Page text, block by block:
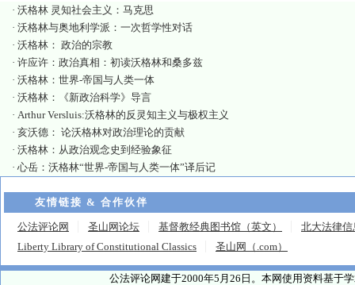
· 沃格林 灵知社会主义：马克思
· 沃格林与奥地利学派：一次哲学性对话
· 沃格林： 政治的宗教
· 许应许：政治真相：初读沃格林和桑多兹
· 沃格林：世界-帝国与人类一体
· 沃格林：《新政治科学》导言
· Arthur Versluis:沃格林的反灵知主义与极权主义
· 亥沃德： 论沃格林对政治理论的贡献
· 沃格林：从政治观念史到经验象征
· 心岳：沃格林“世界-帝国与人类一体”译后记
友情链接 & 合作伙伴
公法评论网 圣山网论坛 基督教经典图书馆（英文）
北大法律信
Liberty Library of Constitutional Classics
圣山网（.com）
公法评论网建于2000年5月26日。本网使用资料基于